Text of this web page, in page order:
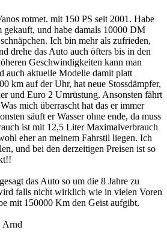
rotmet. mit 150 PS seit 2001. Habe
und habe damals 10000 DM
Ich bin mehr als zufrieden,
drehe das Auto auch öfters bis in den
Geschwindigkeiten kann man
auch aktuelle Modelle damit platt
km auf der Uhr, hat neue Stossdämpfer,
und Euro 2 Umrüstung. Ansonsten fährt
mich überrascht hat das er immer
säuft er Wasser ohne ende, da muss
ist mit 12,5 Liter Maximalverbrauch
eher an meinem Fahrstil liegen. Ich
und bei den derzeitigen Preisen ist so
das Auto so um die 8 Jahre zu
falls nicht wirklich wie in vielen Voren
mit 150000 Km den Geist aufgibt.
Arnd